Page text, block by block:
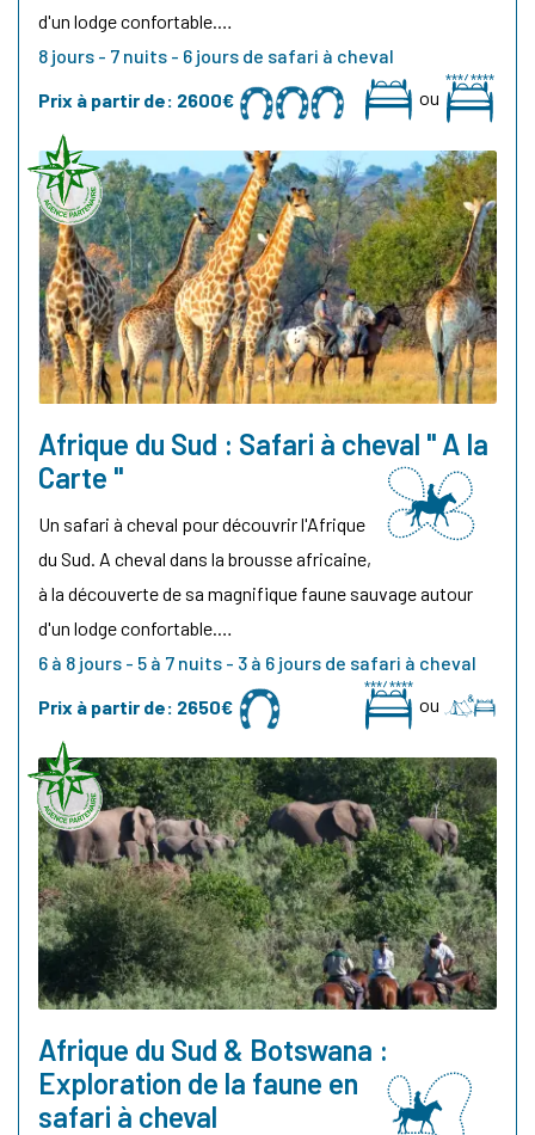
d'un lodge confortable.…
8 jours - 7 nuits - 6 jours de safari à cheval
Prix à partir de: 2600€ ou
Afrique du Sud : Safari à cheval " A la
Carte "
Un safari à cheval pour découvrir l'Afrique
du Sud. A cheval dans la brousse africaine,
à la découverte de sa magnifique faune sauvage autour
d'un lodge confortable.…
6 à 8 jours - 5 à 7 nuits - 3 à 6 jours de safari à cheval
Prix à partir de: 2650€ ou
Afrique du Sud & Botswana :
Exploration de la faune en
safari à cheval